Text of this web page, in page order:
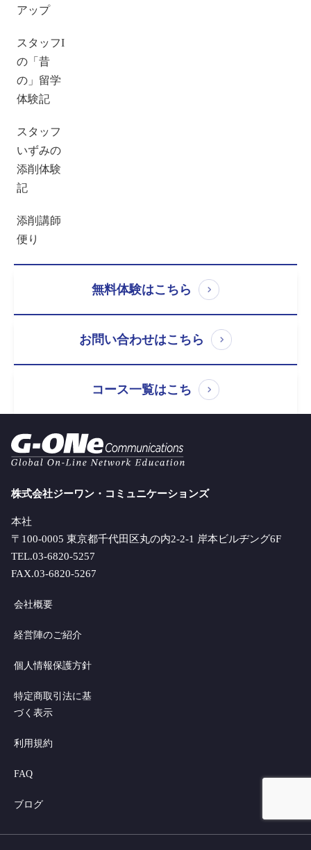
アップ
スタッフI
の「昔
の」留学
体験記
スタッフ
いずみの
添削体験
記
添削講師
便り
無料体験はこちら
お問い合わせはこちら
コース一覧はこち
株式会社ジーワン・コミュニケーションズ
本社
〒100-0005 東京都千代田区丸の内2-2-1 岸本ビルヂング6F
TEL.03-6820-5257
FAX.03-6820-5267
会社概要
経営陣のご紹介
個人情報保護方針
特定商取引法に基
づく表示
利用規約
FAQ
ブログ